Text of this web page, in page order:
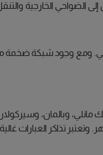
الضواحي الخارجية
ومع وجود شبكة
وتعتبر تذاكر